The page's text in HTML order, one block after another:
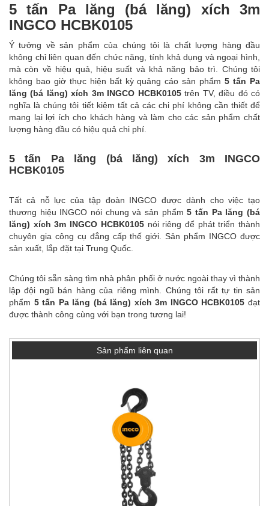
5 tấn Pa lăng (bá lăng) xích 3m
INGCO HCBK0105
Ý tưởng về sản phẩm của chúng tôi là chất lượng hàng đầu
không chỉ liên quan đến chức năng, tính khả dụng và ngoại hình,
mà còn về hiệu quả, hiệu suất và khả năng bảo trì. Chúng tôi
không bao giờ thực hiện bất kỳ quảng cáo sản phẩm5 tấn Pa
lăng (bá lăng) xích 3m INGCO HCBK0105trên TV, điều đó có
nghĩa là chúng tôi tiết kiệm tất cả các chi phí không cần thiết để
mang lại lợi ích cho khách hàng và làm cho các sản phẩm chất
lượng hàng đầu có hiệu quả chi phí.
5 tấn Pa lăng (bá lăng) xích 3m INGCO
HCBK0105
Tất cả nỗ lực của tập đoàn INGCO được dành cho việc tạo
thương hiệu INGCO nói chung và sản phẩm5 tấn Pa lăng (bá
lăng) xích 3m INGCO HCBK0105 nói riêng để phát triển thành
chuyên gia công cụ đẳng cấp thế giới. Sản phẩm INGCOđược
sản xuất, lắp đặt tại Trung Quốc.
Chúng tôi sẵn sàng tìm nhà phân phối ở nước ngoài thay vì thành
lập đội ngũ bán hàng của riêng mình. Chúng tôi rất tự tin sản
phẩm 5 tấn Pa lăng (bá lăng) xích 3m INGCO HCBK0105 đạt
được thành công cùng với bạn trong tương lai!
Sản phẩm liên quan